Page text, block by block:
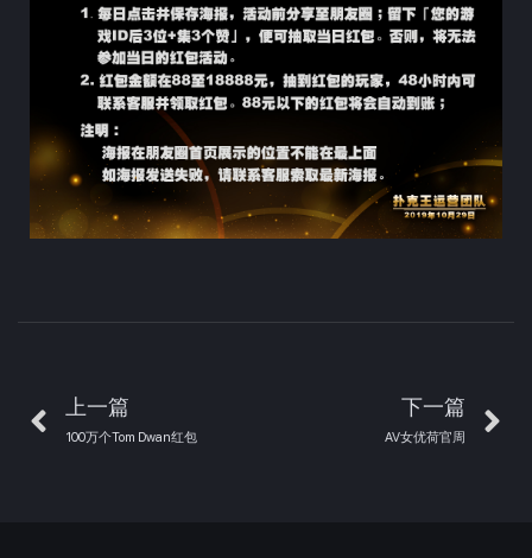
上一篇
100万个Tom Dwan红包
下一篇
AV女优荷官周